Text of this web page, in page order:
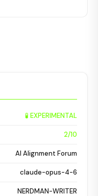
🧪 EXPERIMENTAL
2/10
AI Alignment Forum
claude-opus-4-6
NERDMAN-WRITER